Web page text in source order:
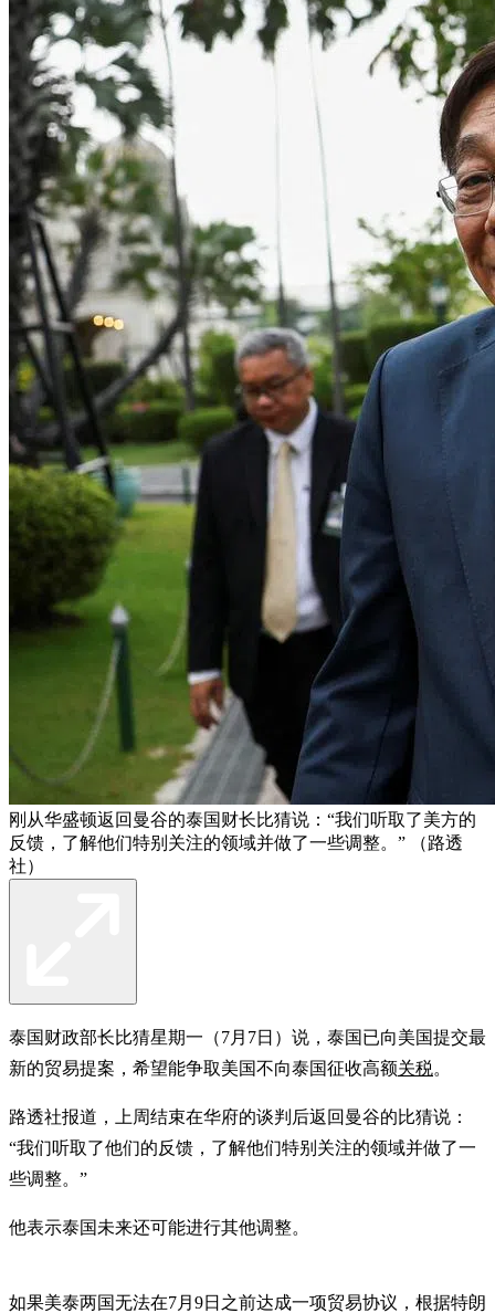
刚从华盛顿返回曼谷的泰国财长比猜说：“我们听取了美方的
反馈，了解他们特别关注的领域并做了一些调整。” （路透
社）
泰国财政部长比猜星期一（7月7日）说，泰国已向美国提交最
新的贸易提案，希望能争取美国不向泰国征收高额关税。
路透社报道，上周结束在华府的谈判后返回曼谷的比猜说：
“我们听取了他们的反馈，了解他们特别关注的领域并做了一
些调整。”
他表示泰国未来还可能进行其他调整。
如果美泰两国无法在7月9日之前达成一项贸易协议，根据特朗